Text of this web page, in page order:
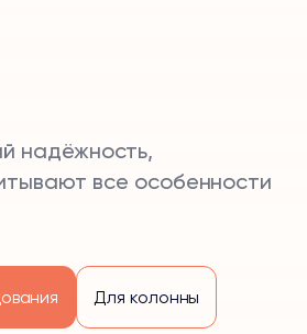
надёжность,
все особенности
Для колонны